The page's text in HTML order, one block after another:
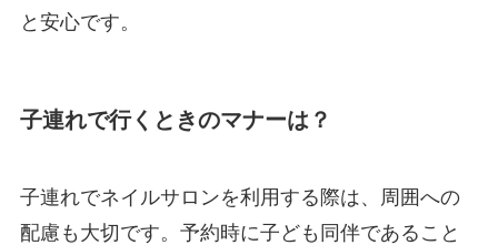
と安心です。
子連れで行くときのマナーは？
子連れでネイルサロンを利用する際は、周囲への
配慮も大切です。予約時に子ども同伴であること